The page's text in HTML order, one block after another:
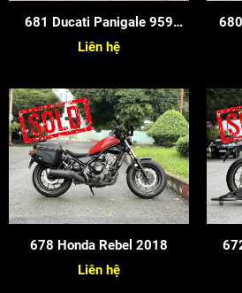
681 Ducati Panigale 959
2017
Liên hệ
678 Honda Rebel 2018
Liên hệ